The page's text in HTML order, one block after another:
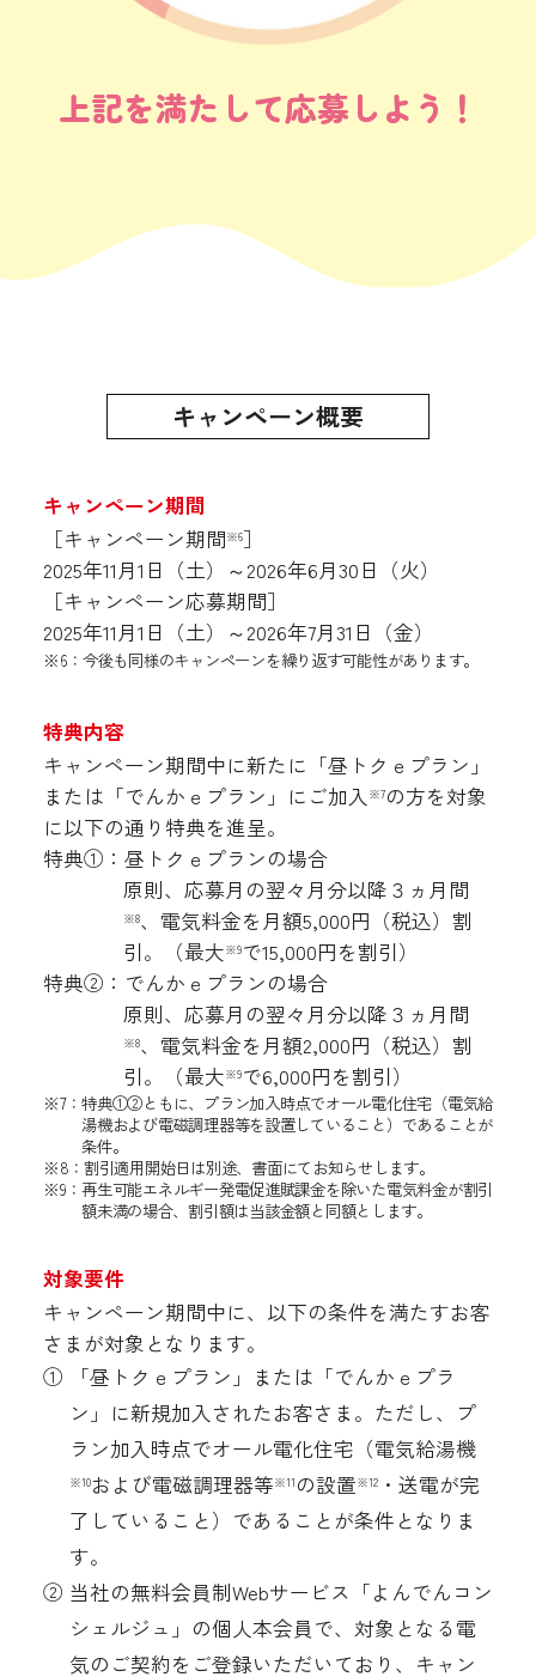
上記を満たして応募しよう！
キャンペーン概要
キャンペーン期間
［キャンペーン期間※6］
2025年11月1日（土）～2026年6月30日（火）
［キャンペーン応募期間］
2025年11月1日（土）～2026年7月31日（金）
※6：今後も同様のキャンペーンを繰り返す可能性があります。
特典内容
キャンペーン期間中に新たに「昼トクｅプラン」
または「でんかｅプラン」にご加入 ※7の方を対象
に以下の通り特典を進呈。
特典①：昼トクｅプランの場合
原則、応募月の翌々月分以降３ヵ月間
※8、電気料金を月額5,000円（税込）割
引。（最大※9で15,000円を割引）
特典②：でんかｅプランの場合
原則、応募月の翌々月分以降３ヵ月間
※8、電気料金を月額2,000円（税込）割
引。（最大※9で6,000円を割引）
※7：特典①②ともに、プラン加入時点でオール電化住宅（電気給
湯機および電磁調理器等を設置していること）であることが
条件。
※8：割引適用開始日は別途、書面にてお知らせします。
※9：再生可能エネルギー発電促進賦課金を除いた電気料金が割引
額未満の場合、割引額は当該金額と同額とします。
対象要件
キャンペーン期間中に、以下の条件を満たすお客
さまが対象となります。
① 「昼トクｅプラン」または「でんかｅプラ
ン」に新規加入されたお客さま。ただし、プ
ラン加入時点でオール電化住宅（電気給湯機
※10および電磁調理器等※11 の設置※12・送電が完
了していること）であることが条件となりま
す。
② 当社の無料会員制Webサービス「よんでんコン
シェルジュ」の個人本会員で、対象となる電
気のご契約をご登録いただいており、キャン